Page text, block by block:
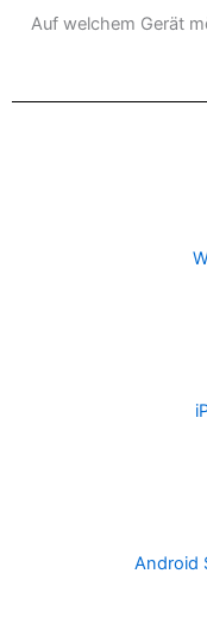
Auf welchem Gerät
Android